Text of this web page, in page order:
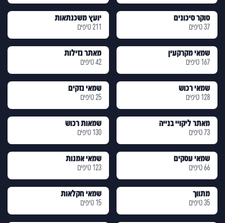
סוקר סיכונים
37 טיפים
יועץ משכנתאות
211 טיפים
שמאי מקרקעין
167 טיפים
מאתר נזילות
42 טיפים
שמאי רכוש
128 טיפים
שמאי נזקים
25 טיפים
מאתר ליקויי בנייה
73 טיפים
שמאות רכוש
130 טיפים
שמאי עסקים
66 טיפים
שמאי אמנות
123 טיפים
מתווך
35 טיפים
שמאי חקלאות
15 טיפים